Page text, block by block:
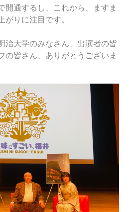
開通するし、これから、ますま
りに注目です。
治大学のみなさん、出演者の皆
の皆さん、ありがとうございま